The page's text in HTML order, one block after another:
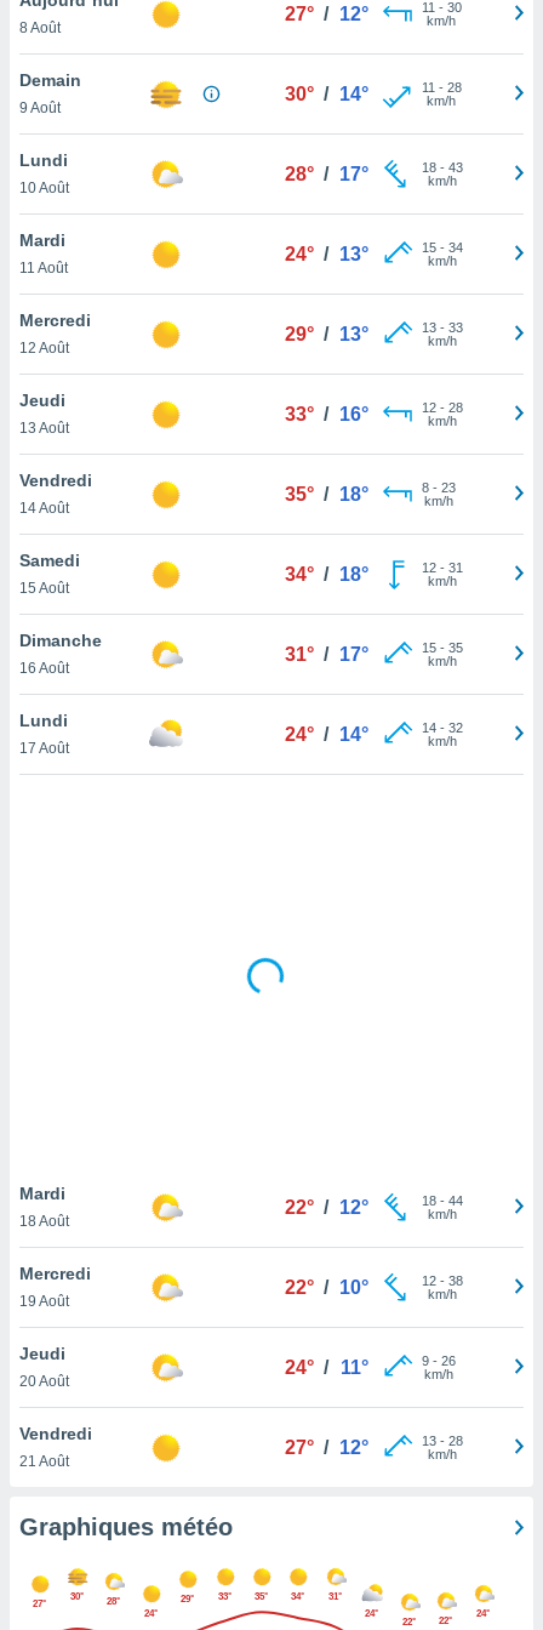
et
»,
au
vous
qu'ils
ou
le
ainsi
un
la
du
en
de
pas
de
à
cas,
que
sur le
ne
8 Août
27° / 12° 11 - 30
km/h
Demain
9 Août
30° / 14° 11 - 28
km/h
Lundi
10 Août
28° / 17° 18- 43
km/h
Mardi
11 Août
24° / 13° 15- 34
km/h
Mercredi
12 Août
29° / 13° 13- 33
km/h
Jeudi
13 Août
33° / 16° 12- 28
km/h
Vendredi
14 Août
35° / 18° 8- 23
km/h
Samedi
15 Août
34° / 18° 12- 31
km/h
Dimanche
16 Août
31° / 17° 15- 35
km/h
Lundi
17 Août
24° / 14° 14- 32
km/h
Mardi
18 Août
22° / 12° 18- 44
km/h
Mercredi
19 Août
22° / 10° 12- 38
km/h
Jeudi
20 Août
24° / 11° 9- 26
km/h
Vendredi
21 Août
27° / 12° 13- 28
km/h
Graphiques météo
27°
30°
28°
24°
29° 33° 35° 34°
31°
24°
22° 22°
24°